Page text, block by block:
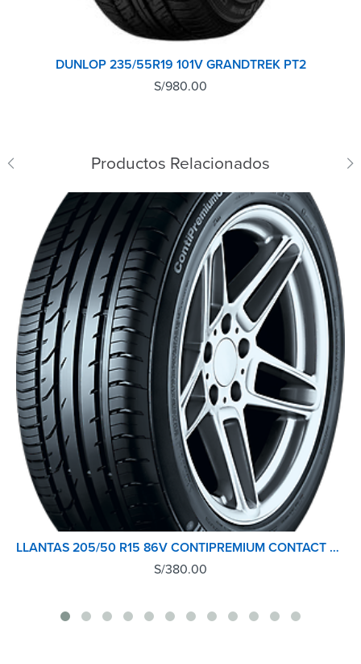
DUNLOP 235/55R19 101V GRANDTREK PT2
S/980.00
Productos Relacionados
LLANTAS 205/50 R15 86V CONTIPREMIUM CONTACT 2 CONTINENTAL TL
S/380.00